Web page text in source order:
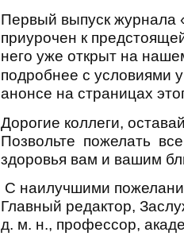
Первый выпуск журнала
приурочен к
него уже открыт на
подробнее с условиями
анонсе на страницах
Дорогие коллеги,
Позвольте пожелать
здоровья вам и вашим
С наилучшими
Главный редактор,
д. м. н., профессор,